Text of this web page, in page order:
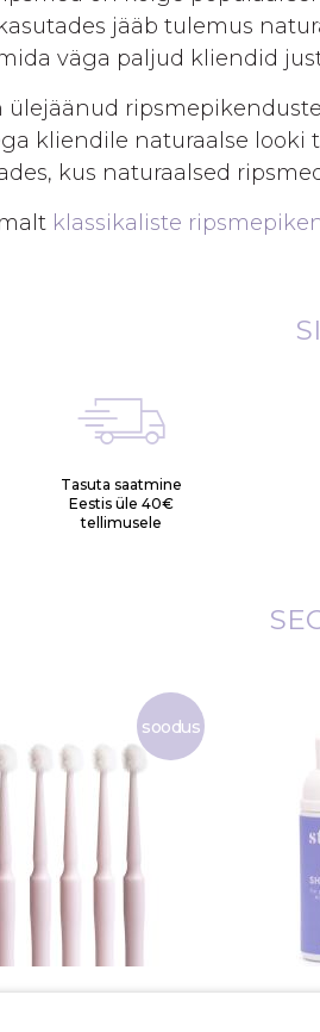
jääb tulemus
väga paljud kliendid
ülejäänud
kliendile naturaalse looki
kus naturaalsed
klassikaliste
Tasuta saatmine
Eestis üle 40€
tellimusele
soodus